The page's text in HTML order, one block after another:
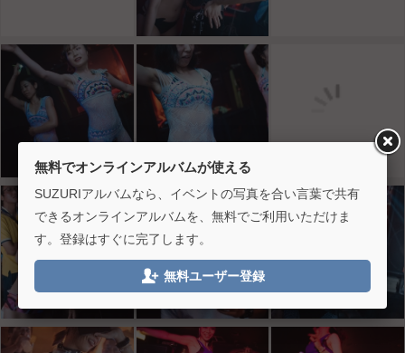
無料でオンラインアルバムが使える
SUZURIアルバムなら、イベントの写真を合い言葉で共有
できるオンラインアルバムを、無料でご利用いただけま
す。登録はすぐに完了します。
 無料ユーザー登録